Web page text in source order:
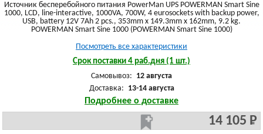
Источник бесперебойного питания PowerMan UPS POWERMAN Smart Sine
1000, LCD, line-interactive, 1000VA, 700W, 4 eurosockets with backup power,
USB, battery 12V 7Ah 2 pcs., 353mm x 149.3mm x 162mm, 9.2 kg.
POWERMAN Smart Sine 1000 (POWERMAN Smart Sine 1000)
Посмотреть все характеристики
Срок поставки 4 раб.дня (1 шт.)
Самовывоз: 12 августа
Доставка: 13-14 августа
Подробнее о доставке
14 105 Р